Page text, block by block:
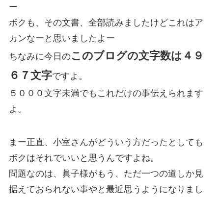
ー
ボクも、その文書、全部読みましたけどこれはア
カンなーと思いましたよー
ちなみに今日のこのブログの文字数は４９
６７文字ですよ。
５０００文字未満でもこれだけの事伝えられます
よ。
まー正直、小室さんがどういう方だったとしても
ボクはそれでいいと思うんですよね。
問題なのは、眞子様がもう、ただ一つの道しか見
据えておられない事やと最近思うようになりまし